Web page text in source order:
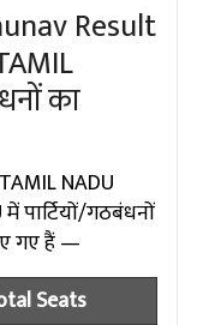
Result
का
NADU
पार्टियों/गठबंधनों
गए हैं —
Seats